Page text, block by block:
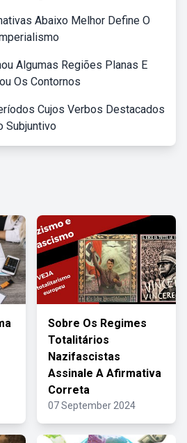
Abaixo Melhor Define O
Algumas Regiões Planas E
Os Contornos
Cujos Verbos Destacados
Subjuntivo
Sobre Os Regimes
Totalitários
Nazifascistas
Assinale A Afirmativa
Correta
07 September 2024